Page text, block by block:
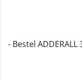
- Bestel ADDERALL